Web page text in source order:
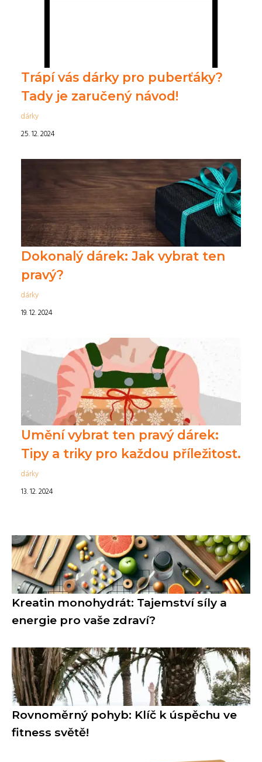
Trápí vás dárky pro puberťáky?
Tady je zaručený návod!
dárky
25. 12. 2024
Dokonalý dárek: Jak vybrat ten
pravý?
dárky
19. 12. 2024
Umění vybrat ten pravý dárek:
Tipy a triky pro každou příležitost.
dárky
13. 12. 2024
Kreatin monohydrát: Tajemství síly a
energie pro vaše zdraví?
Rovnoměrný pohyb: Klíč k úspěchu ve
fitness světě!